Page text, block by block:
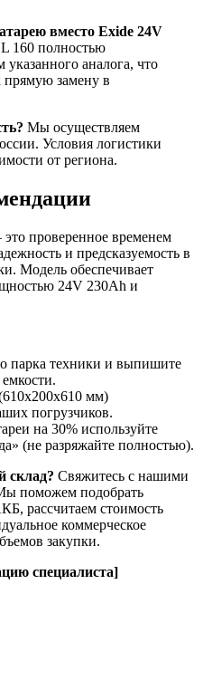
вместо Exide 24V
160 полностью
указанного аналога, что
прямую замену в
Мы осуществляем
Условия логистики
от региона.
проверенное временем
и предсказуемость в
Модель обеспечивает
24V 230Ah и
парка техники и выпишите
мм)
погрузчиков.
на 30% используйте
(не разряжайте полностью).
склад? Свяжитесь с нашими
поможем подобрать
рассчитаем стоимость
коммерческое
закупки.
специалиста]